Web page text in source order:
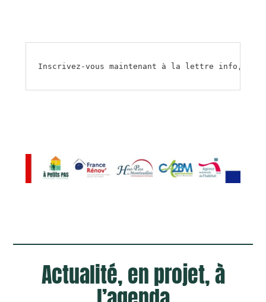
Inscrivez-vous maintenant à la lettre info,
Actualité, en projet, à